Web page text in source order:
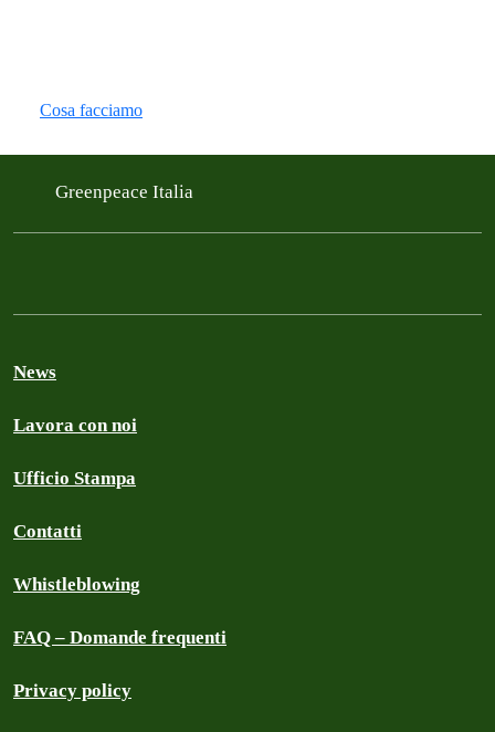
Cosa facciamo
Greenpeace Italia
News
Lavora con noi
Ufficio Stampa
Contatti
Whistleblowing
FAQ – Domande frequenti
Privacy policy